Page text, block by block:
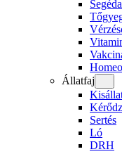
Állatfaj
Sertés
Ló
DRH